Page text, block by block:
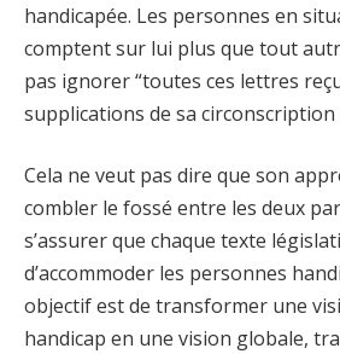
handicapée. Les personnes en
comptent sur lui plus que tout
pas ignorer “toutes ces lettres
supplications de sa circonscription
Cela ne veut pas dire que son
combler le fossé entre les deux
s’assurer que chaque texte
d’accommoder les personnes
objectif est de transformer une
handicap en une vision globale,